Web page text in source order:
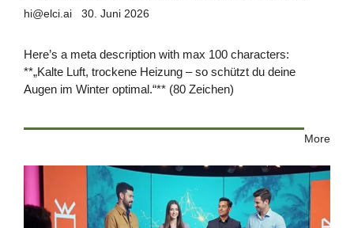
hi@elci.ai 30. Juni 2026
Here’s a meta description with max 100 characters:
**„Kalte Luft, trockene Heizung – so schützt du deine
Augen im Winter optimal.“** (80 Zeichen)
More